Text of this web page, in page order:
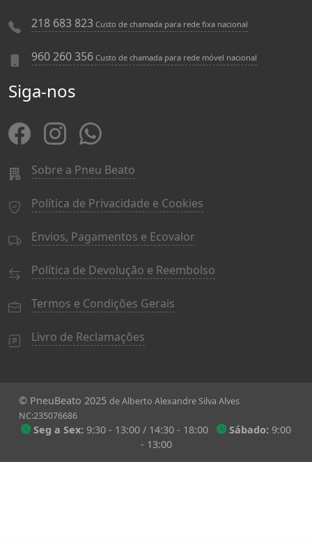
218 683 823 Custo de chamada para rede fixa nacional
960 260 356 Custo de chamada para rede móvel nacional
Siga-nos
Sobre a Pneu Beato
Política de Privacidade e Cookies
Envios, Pagamentos e Ecovalor
Política de Devolução e Reembolso
Termos e Condições Gerais
Livro de Reclamações
© PneuBeato 2025 de Alberto Alexandre Silva Alves
NC:235076686
Seg a Sex: 9:30 - 13:00 / 14:30 - 18:00 Sábado: 9:00
- 13:00